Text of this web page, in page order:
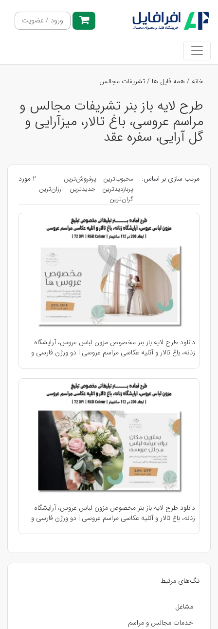
ورود / عضویت
خانه / همه فایل ها /تشریفات مجالس
طرح لایه باز بنر تشریفات مجالس و
مراسم عروسی، باغ تالار، میزآرایی و
گل آرایی، سفره عقد
تگ‌های مرتبط
مشاغل
خدمات مجالس و مراسم
مرتب سازی بر اساس: محبوب‌ترین
پرفروش‌ترین
پربازدیدترین
جدیدترین
ارزان‌ترین
گران‌ترین
2 مورد
دانلود طرح لایه باز بنر مخصوص مزون لباس عروس، آرایشگاه
زنانه، باغ تالار و آتلیه عکاسی مراسم عروسی | دو ورژن فارسی و
دانلود طرح لایه باز بنر مخصوص مزون لباس عروس، آرایشگاه
زنانه، باغ تالار و آتلیه عکاسی مراسم عروسی | دو ورژن فارسی و